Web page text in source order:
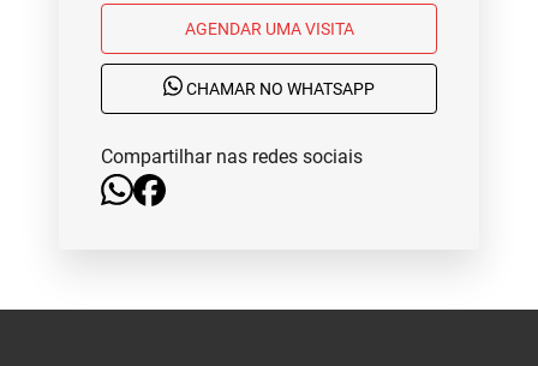
AGENDAR UMA VISITA
CHAMAR NO WHATSAPP
Compartilhar nas redes sociais